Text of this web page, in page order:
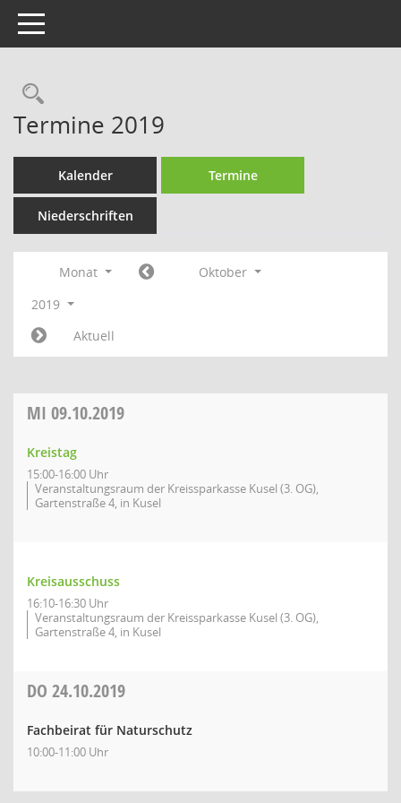
Toggle navigation
Rechercheauswahl
Termine 2019
Kalender Termine
Niederschriften
Monat
Oktober
2019
Aktuell
MI 09.10.2019
Kreistag
15:00-16:00 Uhr
Veranstaltungsraum der Kreissparkasse Kusel (3. OG),
Gartenstraße 4, in Kusel
Kreisausschuss
16:10-16:30 Uhr
Veranstaltungsraum der Kreissparkasse Kusel (3. OG),
Gartenstraße 4, in Kusel
DO 24.10.2019
Fachbeirat für Naturschutz
10:00-11:00 Uhr